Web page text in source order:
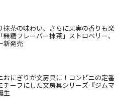
抹茶の味わい、さらに果実の香りも楽
無糖フレーバー抹茶」ストロベリー、
新発売
おにぎりが文房具に！コンビニの定番
チーフにした文房具シリーズ『ジムマ
生